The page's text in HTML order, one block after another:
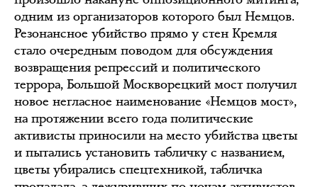
одним из организаторов которого был Немцов.
Резонансное убийство прямо у стен Кремля
стало очередным поводом для обсуждения
возвращения репрессий и политического
террора, Большой Москворецкий мост получил
новое негласное наименование «Немцов мост»,
на протяжении всего года политические
активисты приносили на место убийства цветы
и пытались установить табличку с названием,
цветы убирались спецтехникой, табличка